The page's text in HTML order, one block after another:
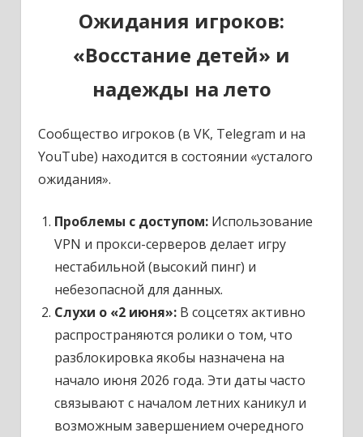
Ожидания игроков:
«Восстание детей» и
надежды на лето
Сообщество игроков (в VK, Telegram и на
YouTube) находится в состоянии «усталого
ожидания».
Проблемы с доступом:Использование
VPN и прокси-серверов делает игру
нестабильной (высокий пинг) и
небезопасной для данных.
Слухи о «2 июня»:В соцсетях активно
распространяются ролики о том, что
разблокировка якобы назначена на
начало июня 2026 года. Эти даты часто
связывают с началом летних каникул и
возможным завершением очередного